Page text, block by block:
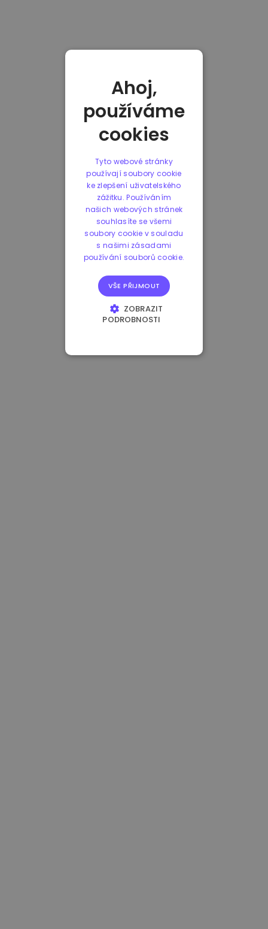
Ahoj,
používáme
cookies
Tyto webové stránky
používají soubory cookie
ke zlepšení uživatelského
zážitku. Používáním
našich webových stránek
souhlasíte se všemi
soubory cookie v souladu
s našimi zásadami
používání souborů cookie.
VŠE PŘIJMOUT
ZOBRAZIT
PODROBNOSTI